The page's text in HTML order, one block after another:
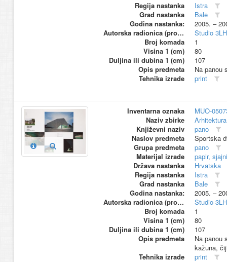
Regija nastanka
Istra
Grad nastanka
Bale
Godina nastanka:
2005. –
Autorska radionica (proizvođač)
Studio
Broj komada
1
Visina 1 (cm)
80
Duljina ili dubina 1 (cm)
107
Opis predmeta
Na panou
Tehnika izrade
print
Inventarna oznaka
MUO-
Naziv zbirke
Arhitektura
Književni naziv
pano
Naslov predmeta
Sportska
Grupa predmeta
pano
Materijal izrade
papir, sjajni
Država nastanka
Hrvatska
Regija nastanka
Istra
Grad nastanka
Bale
Godina nastanka:
2005. –
Autorska radionica (proizvođač)
Studio
Broj komada
1
Visina 1 (cm)
80
Duljina ili dubina 1 (cm)
107
Opis predmeta
Na panou
kažuna,
Tehnika izrade
print